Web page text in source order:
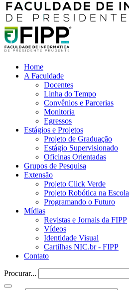
Home
A Faculdade
Docentes
Linha do Tempo
Convênios e Parcerias
Monitoria
Egressos
Estágios e Projetos
Projeto de Graduação
Estágio Supervisionado
Oficinas Orientadas
Grupos de Pesquisa
Extensão
Projeto Click Verde
Projeto Robótica na Escola
Programando o Futuro
Mídias
Revistas e Jornais da FIPP
Vídeos
Identidade Visual
Cartilhas NIC.br - FIPP
Contato
Procurar...